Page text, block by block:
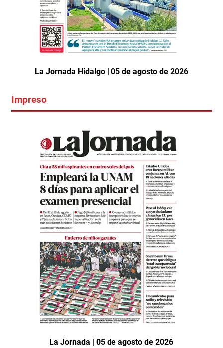
La Jornada Hidalgo | 05 de agosto de 2026
Impreso
La Jornada | 05 de agosto de 2026